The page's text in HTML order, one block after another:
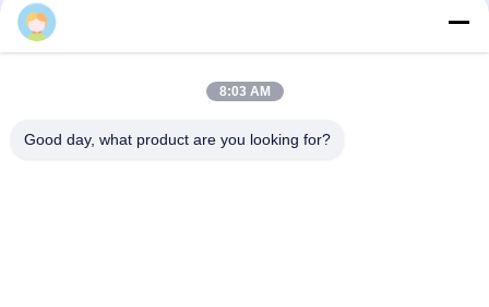
Adresse
8:03 AM
Good day, what product are you looking for?